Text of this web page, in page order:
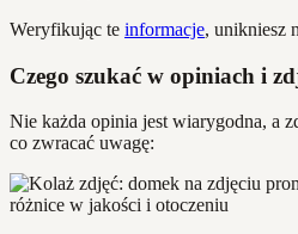
Weryfikując te informacje, unikniesz
Czego szukać w opiniach i
Nie każda opinia jest wiarygodna, a
co zwracać uwagę: